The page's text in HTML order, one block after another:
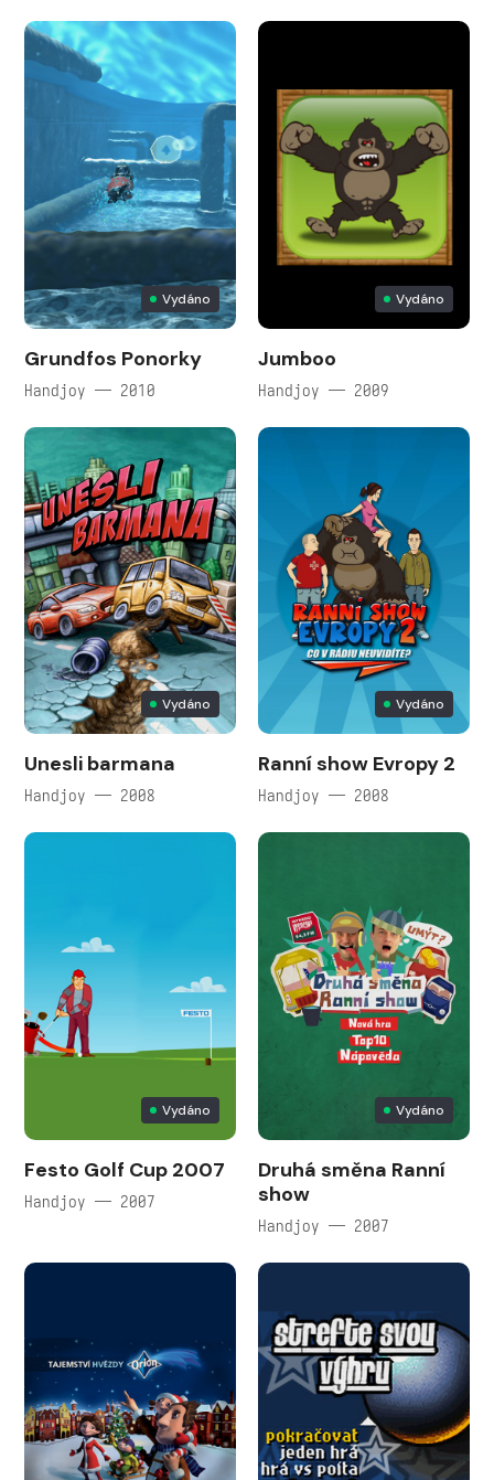
Vydáno
Grundfos Ponorky
Handjoy — 2010
Vydáno
Jumboo
Handjoy — 2009
Vydáno
Unesli barmana
Handjoy — 2008
Vydáno
Ranní show Evropy 2
Handjoy — 2008
Vydáno
Festo Golf Cup 2007
Handjoy — 2007
Vydáno
Druhá směna Ranní
show
Handjoy — 2007